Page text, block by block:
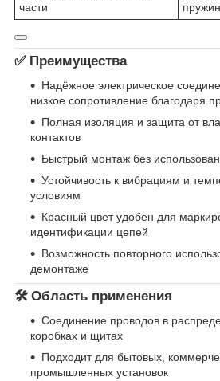
части
✅ Преимущества
Надёжное электрическое
низкое сопротивление благодаря
Полная изоляция и защита от
контактов
Быстрый монтаж без
Устойчивость к вибрациям и
условиям
Красный цвет удобен для
идентификации цепей
Возможность повторного
демонтаже
🛠 Область применения
Соединение проводов в
коробках и щитах
Подходит для бытовых,
промышленных установок